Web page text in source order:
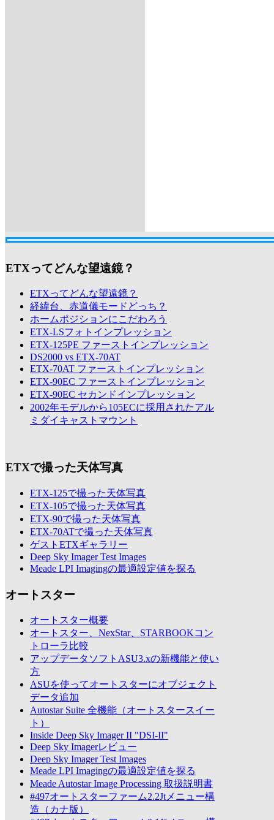
ETXってどんな望遠鏡？
ETXってどんな望遠鏡？
経緯台、赤道儀モードどっち？
ホームポジションにこだわろう
ETX-LSフォトインプレッション
ETX-125PE ファーストインプレッション
DS2000 vs ETX-70AT
ETX-70AT ファーストインプレッション
ETX-90EC ファーストインプレッション
ETX-90EC セカンドインプレッション
2002年モデルから105ECに採用されたアル
ミダイキャストマウント
ETXで撮った天体写真
ETX-125で撮った天体写真
ETX-105で撮った天体写真
ETX-90で撮った天体写真
ETX-70ATで撮った天体写真
ゲストETXギャラリー
Deep Sky Imager Test Images
Meade LPI Imagingの最適設定値を探る
オートスター
オートスター概要
オートスター、NexStar、STARBOOKコン
トローラ比較
アップデータソフトASU3.xの新機能と使い
方
ASUを使ってオートスターにオブジェクト
データ追加
Autostar Suite 全機能（オートスタースイー
ト）
Inside Deep Sky Imager II "DSI-II"
Deep Sky Imagerレビュー
Deep Sky Imager Test Images
Meade LPI Imagingの最適設定値を探る
Meade Autostar Image Processing 取扱説明書
#497オートスターファーム2.2Jtメニュー構
造（カナ版）